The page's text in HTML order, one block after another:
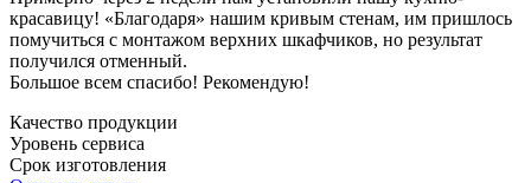
красавицу! «Благодаря» нашим кривым стенам, им пришлось
помучиться с монтажом верхних шкафчиков, но результат
получился отменный.
Большое всем спасибо! Рекомендую!
Качество продукции
Уровень сервиса
Срок изготовления